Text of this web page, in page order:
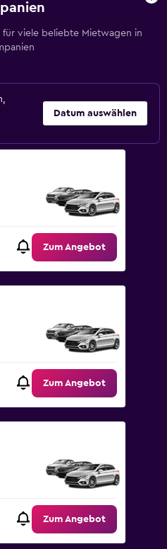
viele beliebte Mietwagen in
Datum auswählen
Zum Angebot
Zum Angebot
Zum Angebot